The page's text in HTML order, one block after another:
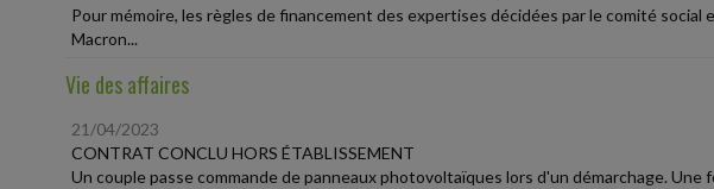
Pour mémoire, les règles de financement des expertises décidées par le comité
Macron...
Vie des affaires
21/04/2023
CONTRAT CONCLU HORS ÉTABLISSEMENT
Un couple passe commande de panneaux photovoltaïques lors d'un démarchage.